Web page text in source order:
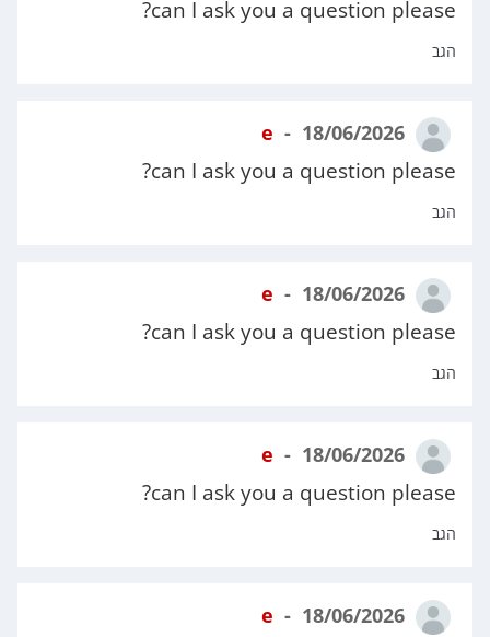
can I ask you a question please?
הגב
e 18/06/2026
can I ask you a question please?
הגב
e 18/06/2026
can I ask you a question please?
הגב
e 18/06/2026
can I ask you a question please?
הגב
e 18/06/2026